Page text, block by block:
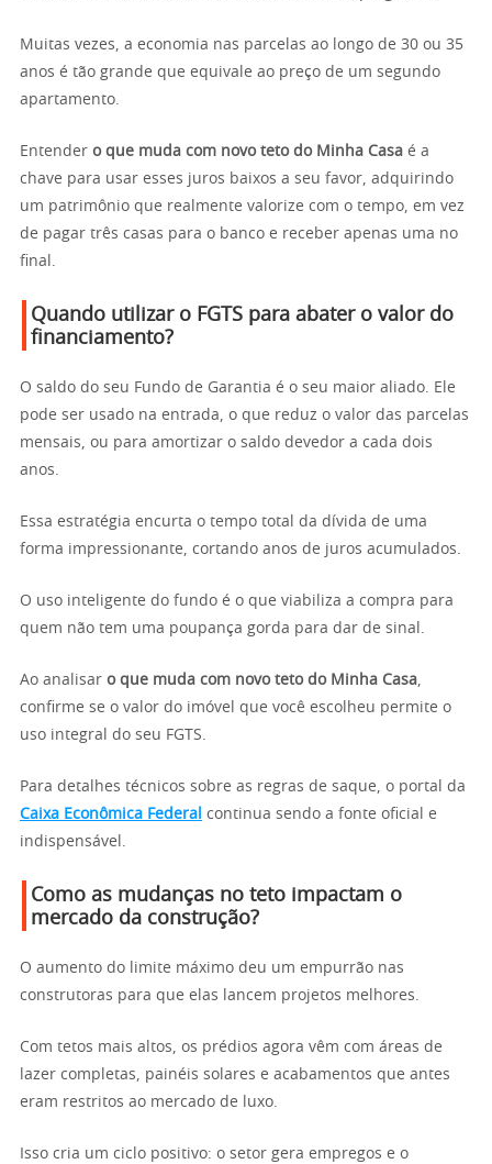
Muitas vezes, a economia nas parcelas ao longo de 30 ou 35
anos é tão grande que equivale ao preço de um segundo
apartamento.
Entender o que muda com novo teto do Minha Casa é a
chave para usar esses juros baixos a seu favor, adquirindo
um patrimônio que realmente valorize com o tempo, em vez
de pagar três casas para o banco e receber apenas uma no
final.
Quando utilizar o FGTS para abater o valor do
financiamento?
O saldo do seu Fundo de Garantia é o seu maior aliado. Ele
pode ser usado na entrada, o que reduz o valor das parcelas
mensais, ou para amortizar o saldo devedor a cada dois
anos.
Essa estratégia encurta o tempo total da dívida de uma
forma impressionante, cortando anos de juros acumulados.
O uso inteligente do fundo é o que viabiliza a compra para
quem não tem uma poupança gorda para dar de sinal.
Ao analisar o que muda com novo teto do Minha Casa,
confirme se o valor do imóvel que você escolheu permite o
uso integral do seu FGTS.
Para detalhes técnicos sobre as regras de saque, o portal da
Caixa Econômica Federal continua sendo a fonte oficial e
indispensável.
Como as mudanças no teto impactam o
mercado da construção?
O aumento do limite máximo deu um empurrão nas
construtoras para que elas lancem projetos melhores.
Com tetos mais altos, os prédios agora vêm com áreas de
lazer completas, painéis solares e acabamentos que antes
eram restritos ao mercado de luxo.
Isso cria um ciclo positivo: o setor gera empregos e o